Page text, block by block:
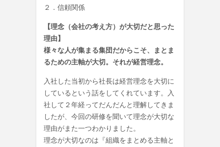
２．信頼関係
【理念（会社の考え方）が大切だと思った
理由】
様々な人が集まる集団だからこそ、まとま
るための主軸が大切。それが経営理念。
入社した当初から社長は経営理念を大切に
しているという話をしてくれています。入
社して２年経ってだんだんと理解してきま
したが、今回の研修を聞いて理念が大切な
理由がまた一つわかりました。
理念が大切なのは『組織をまとめる主軸と